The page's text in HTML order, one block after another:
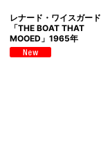
レナード・ワイスガード
「THE BOAT THAT
MOOED」1965年